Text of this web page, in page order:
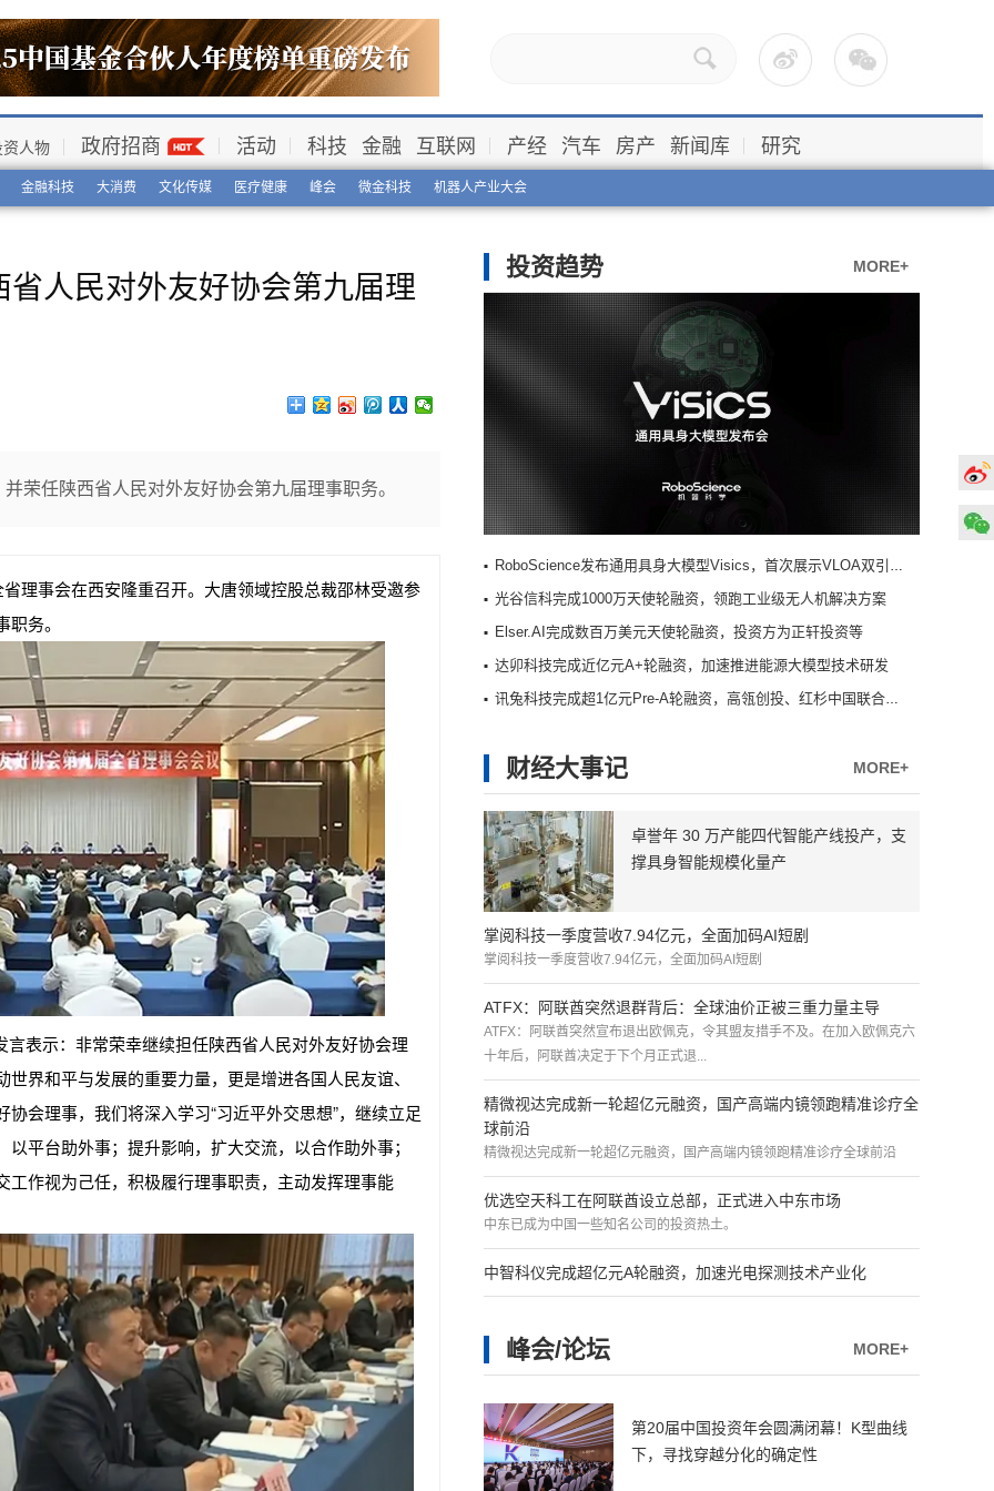
金融科技 大消费 文化传媒 医疗健康 峰会 微金科技 机器人产业大会
资人物 政府招商 活动 科技 金融 互联网 产经 汽车 房产 新闻库 研究
人民对外友好协会第九届理
荣任陕西省人民对外友好协会第九届理事职务。
理事会在西安隆重召开。大唐领域控股总裁邵林受邀参
务。
表示：非常荣幸继续担任陕西省人民对外友好协会理
界和平与发展的重要力量，更是增进各国人民友谊、
会理事，我们将深入学习“习近平外交思想”，继续立足
平台助外事；提升影响，扩大交流，以合作助外事；
作视为己任，积极履行理事职责，主动发挥理事能
MORE+
投资趋势
RoboScience发布通用具身大模型Visics，首次展示VLOA双引擎架构
光谷信科完成1000万天使轮融资，领跑工业级无人机解决方案
Elser.AI完成数百万美元天使轮融资，投资方为正轩投资等
达卯科技完成近亿元A+轮融资，加速推进能源大模型技术研发
讯兔科技完成超1亿元Pre-A轮融资，高瓴创投、红杉中国联合领投
MORE+
财经大事记
卓誉年 30 万产能四代智能产线投产，支
撑具身智能规模化量产
掌阅科技一季度营收7.94亿元，全面加码AI短剧
掌阅科技一季度营收7.94亿元，全面加码AI短剧
ATFX：阿联酋突然退群背后：全球油价正被三重力量主导
ATFX：阿联酋突然宣布退出欧佩克，令其盟友措手不及。在加入欧佩克六
十年后，阿联酋决定于下个月正式退...
精微视达完成新一轮超亿元融资，国产高端内镜领跑精准诊疗全
球前沿
精微视达完成新一轮超亿元融资，国产高端内镜领跑精准诊疗全球前沿
优选空天科工在阿联酋设立总部，正式进入中东市场
中东已成为中国一些知名公司的投资热土。
中智科仪完成超亿元A轮融资，加速光电探测技术产业化
MORE+
峰会/论坛
第20届中国投资年会圆满闭幕！K型曲线
下，寻找穿越分化的确定性